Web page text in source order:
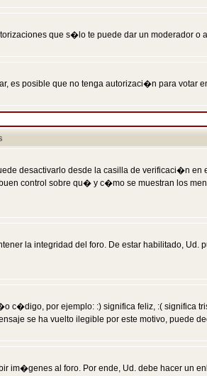
que s�lo te puede dar un moderador o
es posible que no tenga autorizaci�n para votar
desactivarlo desde la casilla de verificaci�n en
control sobre qu� y c�mo se muestran los
la integridad del foro. De estar habilitado, Ud.
por ejemplo: :) significa feliz, :( significa
se ha vuelto ilegible por este motivo, puede
im�genes al foro. Por ende, Ud. debe hacer un